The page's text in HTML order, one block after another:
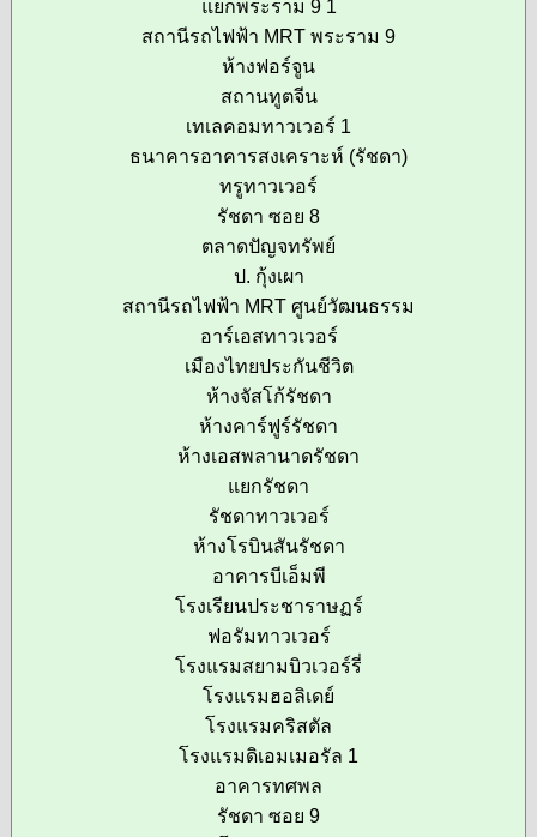
แยกพระราม 9 1
สถานีรถไฟฟ้า MRT พระราม 9
ห้างฟอร์จูน
สถานทูตจีน
เทเลคอมทาวเวอร์ 1
ธนาคารอาคารสงเคราะห์ (รัชดา)
ทรูทาวเวอร์
รัชดา ซอย 8
ตลาดปัญจทรัพย์
ป. กุ้งเผา
สถานีรถไฟฟ้า MRT ศูนย์วัฒนธรรม
อาร์เอสทาวเวอร์
เมืองไทยประกันชีวิต
ห้างจัสโก้รัชดา
ห้างคาร์ฟูร์รัชดา
ห้างเอสพลานาดรัชดา
แยกรัชดา
รัชดาทาวเวอร์
ห้างโรบินสันรัชดา
อาคารบีเอ็มพี
โรงเรียนประชาราษฏร์
ฟอรัมทาวเวอร์
โรงแรมสยามบิวเวอร์รี่
โรงแรมฮอลิเดย์
โรงแรมคริสตัล
โรงแรมดิเอมเมอรัล 1
อาคารทศพล
รัชดา ซอย 9